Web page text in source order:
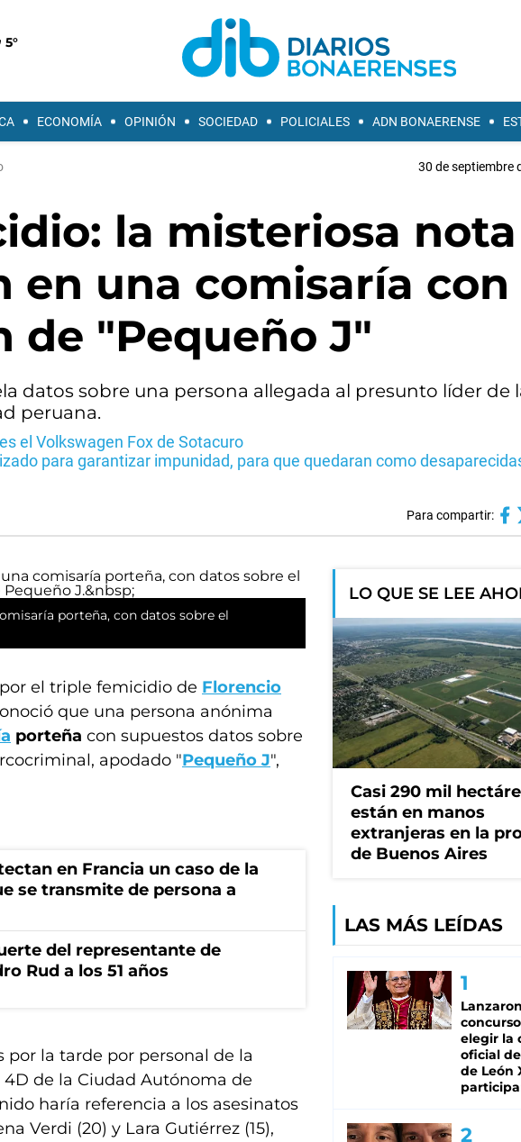
5°
ECONOMÍA OPINIÓN SOCIEDAD POLICIALES ADN BONAERENSE
30 de septiembre
la misteriosa nota
en una comisaría con
de "Pequeño J"
datos sobre una persona allegada al presunto líder de
peruana.
el Volkswagen Fox de Sotacuro
para garantizar impunidad, para que quedaran como
Para compartir:
porteña, con datos sobre el
el triple femicidio de Florencio
que una persona anónima
porteña con supuestos datos sobre
apodado "Pequeño J",
en Francia un caso de la
se transmite de persona a
del representante de
Rud a los 51 años
por la tarde por personal de la
de la Ciudad Autónoma de
haría referencia a los asesinatos
Verdi (20) y Lara Gutiérrez (15),
LO QUE SE LEE
Casi 290 mil
están en manos
extranjeras en la
de Buenos Aires
LAS MÁS LEÍDAS
elegir la
oficial
de León